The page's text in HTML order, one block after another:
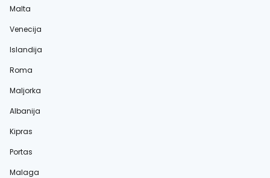
Malta
Venecija
Islandija
Roma
Maljorka
Albanija
Kipras
Portas
Malaga